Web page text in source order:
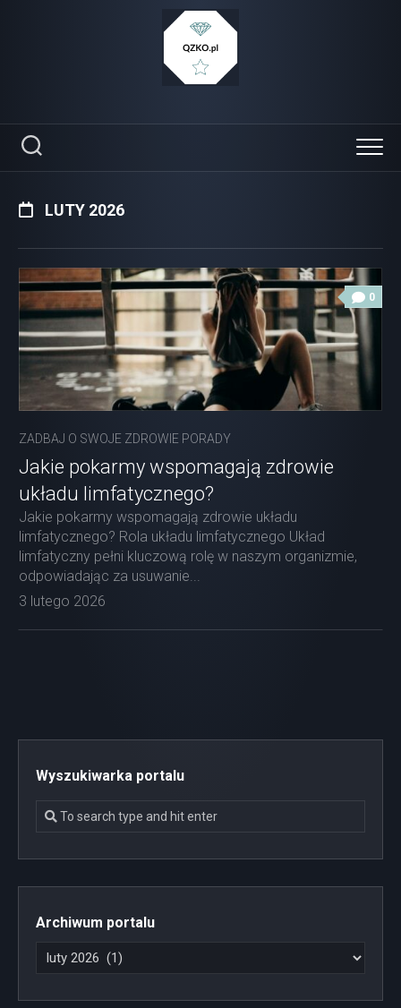
LUTY 2026
0
ZADBAJ O SWOJE ZDROWIE PORADY
Jakie pokarmy wspomagają zdrowie
układu limfatycznego?
Jakie pokarmy wspomagają zdrowie układu
limfatycznego? Rola układu limfatycznego Układ
limfatyczny pełni kluczową rolę w naszym organizmie,
odpowiadając za usuwanie...
3 lutego 2026
Wyszukiwarka portalu
Archiwum portalu